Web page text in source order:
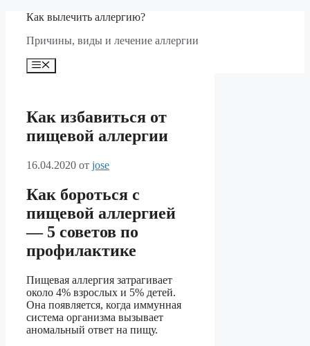
Перейти
содержимому
Как вылечить аллергию?
Причины, виды и лечение аллергии
Меню
Как избавиться от
пищевой аллергии
16.04.2020 от jose
Как бороться с
пищевой аллергией
— 5 советов по
профилактике
Пищевая аллергия затрагивает
около 4% взрослых и 5% детей.
Она появляется, когда иммунная
система организма вызывает
аномальный ответ на пищу.